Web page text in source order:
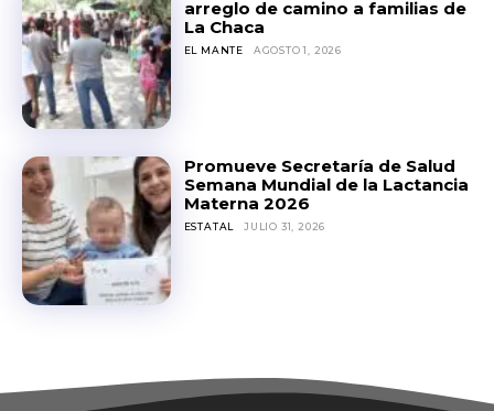
arreglo de camino a familias de
La Chaca
EL MANTE AGOSTO 1, 2026
Promueve Secretaría de Salud
Semana Mundial de la Lactancia
Materna 2026
ESTATAL JULIO 31, 2026